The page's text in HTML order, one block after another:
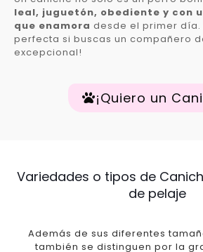
leal, juguetón, obediente y con
que enamora desde el primer día.
perfecta si buscas un compañero
excepcional!
¡Quiero un
Variedades o tipos de
de pelaje
Además de sus diferentes
también se distinguen por la